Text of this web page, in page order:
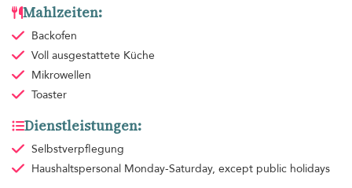
Mahlzeiten:
Backofen
Voll ausgestattete Küche
Mikrowellen
Toaster
Dienstleistungen:
Selbstverpflegung
Haushaltspersonal Monday-Saturday, except public holidays